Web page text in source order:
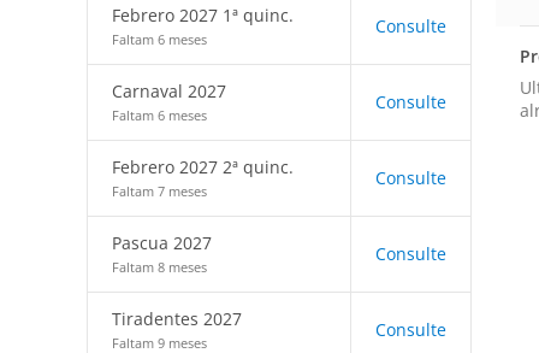
Febrero 2027 1ª quinc.
Faltam 6 meses
Consulte
Carnaval 2027
Faltam 6 meses
Consulte
Febrero 2027 2ª quinc.
Faltam 7 meses
Consulte
Pascua 2027
Faltam 8 meses
Consulte
Tiradentes 2027
Faltam 9 meses
Consulte